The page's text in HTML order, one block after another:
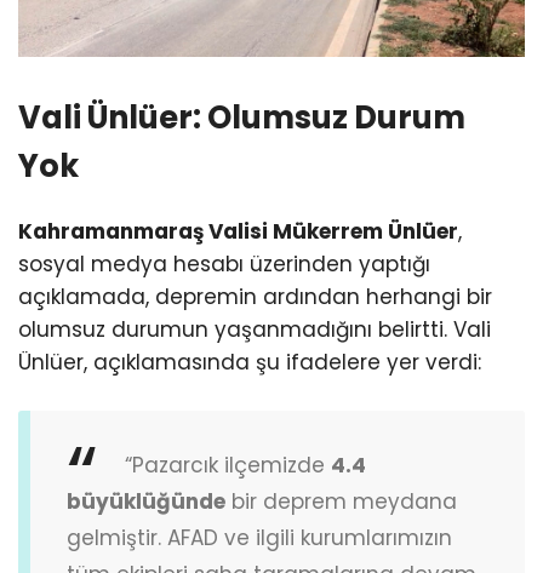
Vali Ünlüer: Olumsuz Durum
Yok
Kahramanmaraş Valisi Mükerrem Ünlüer,
sosyal medya hesabı üzerinden yaptığı
açıklamada, depremin ardından herhangi bir
olumsuz durumun yaşanmadığını belirtti. Vali
Ünlüer, açıklamasında şu ifadelere yer verdi:
“Pazarcık ilçemizde 4.4
büyüklüğünde bir deprem meydana
gelmiştir. AFAD ve ilgili kurumlarımızın